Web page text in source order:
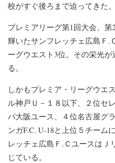
校がすぐ後ろまで迫ってきた。
プレミアリーグ第1回大会、
輝いたサンフレッチェ広島Ｆ.
ーグウエスト3位。その栄光
る。
しかもプレミア・リーグウエ
ル神戸Ｕ－１８以下、２位セ
バ大阪ユース、４位名古屋グ
ンガF.C. U-18と上位５チーム
レッチェ広島Ｆ.ＣユースはＪ
じている。